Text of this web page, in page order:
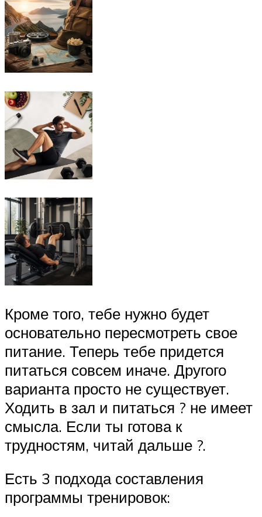
Кроме того, тебе нужно будет
основательно пересмотреть свое
питание. Теперь тебе придется
питаться совсем иначе. Другого
варианта просто не существует.
Ходить в зал и питаться ? не имеет
смысла. Если ты готова к
трудностям, читай дальше ?.
Есть 3 подхода составления
программы тренировок: